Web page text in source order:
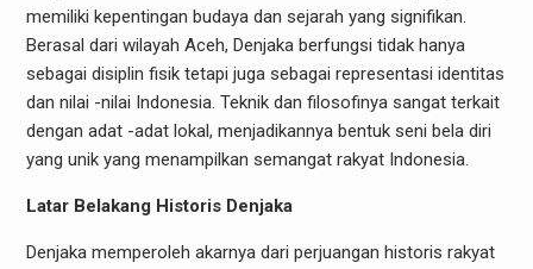
memiliki kepentingan budaya dan sejarah yang signifikan.
Berasal dari wilayah Aceh, Denjaka berfungsi tidak hanya
sebagai disiplin fisik tetapi juga sebagai representasi identitas
dan nilai -nilai Indonesia. Teknik dan filosofinya sangat terkait
dengan adat -adat lokal, menjadikannya bentuk seni bela diri
yang unik yang menampilkan semangat rakyat Indonesia.
Latar Belakang Historis Denjaka
Denjaka memperoleh akarnya dari perjuangan historis rakyat